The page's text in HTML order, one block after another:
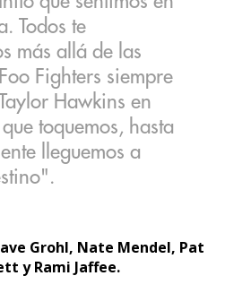
Todos te
más allá de las
Fighters siempre
Hawkins en
toquemos, hasta
lleguemos a
Grohl, Nate Mendel, Pat
y Rami Jaffee.